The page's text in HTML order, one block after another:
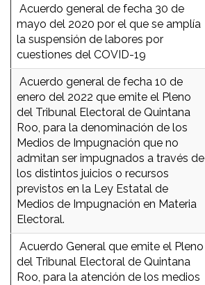
Acuerdo general de fecha 30 de
mayo del 2020 por el que se amplía
la suspensión de labores por
cuestiones del COVID-19
Acuerdo general de fecha 10 de
enero del 2022 que emite el Pleno
del Tribunal Electoral de Quintana
Roo, para la denominación de los
Medios de Impugnación que no
admitan ser impugnados a través de
los distintos juicios o recursos
previstos en la Ley Estatal de
Medios de Impugnación en Materia
Electoral.
Acuerdo General que emite el Pleno
del Tribunal Electoral de Quintana
Roo, para la atención de los medios